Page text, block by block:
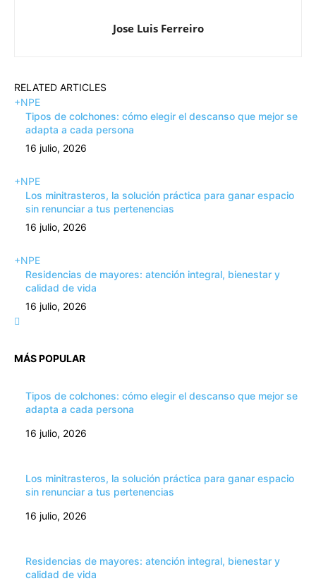
Jose Luis Ferreiro
RELATED ARTICLES
+NPE
Tipos de colchones: cómo elegir el descanso que mejor se
adapta a cada persona
16 julio, 2026
+NPE
Los minitrasteros, la solución práctica para ganar espacio
sin renunciar a tus pertenencias
16 julio, 2026
+NPE
Residencias de mayores: atención integral, bienestar y
calidad de vida
16 julio, 2026
MÁS POPULAR
Tipos de colchones: cómo elegir el descanso que mejor se
adapta a cada persona
16 julio, 2026
Los minitrasteros, la solución práctica para ganar espacio
sin renunciar a tus pertenencias
16 julio, 2026
Residencias de mayores: atención integral, bienestar y
calidad de vida